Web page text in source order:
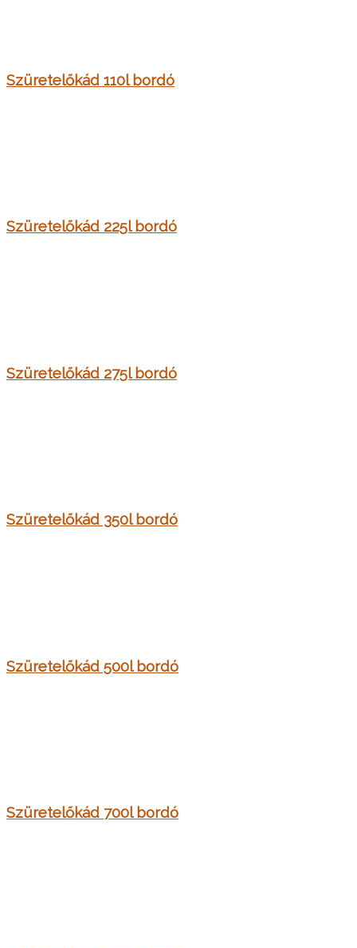
Szüretelőkád 110l bordó
Szüretelőkád 225l bordó
Szüretelőkád 275l bordó
Szüretelőkád 350l bordó
Szüretelőkád 500l bordó
Szüretelőkád 700l bordó